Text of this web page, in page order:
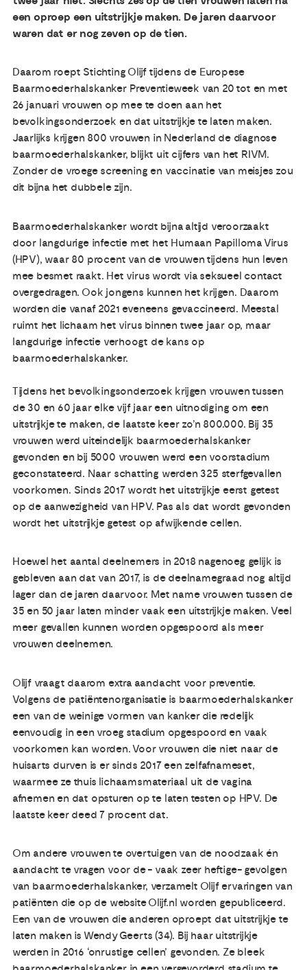
een oproep een uitstrijkje maken. De jaren daarvoor
waren dat er nog zeven op de tien.
Daarom roept Stichting Olijf tijdens de Europese
Baarmoederhalskanker Preventieweek van 20 tot en met
26 januari vrouwen op mee te doen aan het
bevolkingsonderzoek en dat uitstrijkje te laten maken.
Jaarlijks krijgen 800 vrouwen in Nederland de diagnose
baarmoederhalskanker, blijkt uit cijfers van het RIVM.
Zonder de vroege screening en vaccinatie van meisjes zou
dit bijna het dubbele zijn.
Baarmoederhalskanker wordt bijna altijd veroorzaakt
door langdurige infectie met het Humaan Papilloma Virus
(HPV), waar 80 procent van de vrouwen tijdens hun leven
mee besmet raakt. Het virus wordt via seksueel contact
overgedragen. Ook jongens kunnen het krijgen. Daarom
worden die vanaf 2021 eveneens gevaccineerd. Meestal
ruimt het lichaam het virus binnen twee jaar op, maar
langdurige infectie verhoogt de kans op
baarmoederhalskanker.
Tijdens het bevolkingsonderzoek krijgen vrouwen tussen
de 30 en 60 jaar elke vijf jaar een uitnodiging om een
uitstrijkje te maken, de laatste keer zo’n 800.000. Bij 35
vrouwen werd uiteindelijk baarmoederhalskanker
gevonden en bij 5000 vrouwen werd een voorstadium
geconstateerd. Naar schatting werden 325 sterfgevallen
voorkomen. Sinds 2017 wordt het uitstrijkje eerst getest
op de aanwezigheid van HPV. Pas als dat wordt gevonden
wordt het uitstrijkje getest op afwijkende cellen.
Hoewel het aantal deelnemers in 2018 nagenoeg gelijk is
gebleven aan dat van 2017, is de deelnamegraad nog altijd
lager dan de jaren daarvoor. Met name vrouwen tussen de
35 en 50 jaar laten minder vaak een uitstrijkje maken. Veel
meer gevallen kunnen worden opgespoord als meer
vrouwen deelnemen.
Olijf vraagt daarom extra aandacht voor preventie.
Volgens de patiëntenorganisatie is baarmoederhalskanker
een van de weinige vormen van kanker die redelijk
eenvoudig in een vroeg stadium opgespoord en vaak
voorkomen kan worden. Voor vrouwen die niet naar de
huisarts durven is er sinds 2017 een zelfafnameset,
waarmee ze thuis lichaamsmateriaal uit de vagina
afnemen en dat opsturen op te laten testen op HPV. De
laatste keer deed 7 procent dat.
Om andere vrouwen te overtuigen van de noodzaak én
aandacht te vragen voor de - vaak zeer heftige- gevolgen
van baarmoederhalskanker, verzamelt Olijf ervaringen van
patiënten die op de website Olijf.nl worden gepubliceerd.
Een van de vrouwen die anderen oproept dat uitstrijkje te
laten maken is Wendy Geerts (34). Bij haar uitstrijkje
werden in 2016 ‘onrustige cellen’ gevonden. Ze bleek